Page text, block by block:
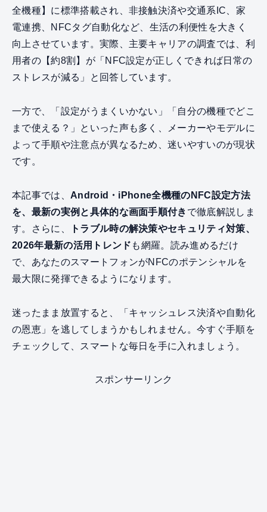
全機種】に標準搭載され、非接触決済や交通系IC、家
電連携、NFCタグ自動化など、生活の利便性を大きく
向上させています。実際、主要キャリアの調査では、利
用者の【約8割】が「NFC設定が正しくできれば日常の
ストレスが減る」と回答しています。
一方で、「設定がうまくいかない」「自分の機種でどこ
まで使える？」といった声も多く、メーカーやモデルに
よって手順や注意点が異なるため、迷いやすいのが現状
です。
本記事では、 Android・iPhone全機種のNFC設定方法
を、最新の実例と具体的な画面手順付き で徹底解説しま
す。さらに、
トラブル時の解決策やセキュリティ対策、
2026年最新の活用トレンド も網羅。読み進めるだけ
で、あなたのスマートフォンがNFCのポテンシャルを
最大限に発揮できるようになります。
迷ったまま放置すると、「キャッシュレス決済や自動化
の恩恵」を逃してしまうかもしれません。今すぐ手順を
チェックして、スマートな毎日を手に入れましょう。
スポンサーリンク